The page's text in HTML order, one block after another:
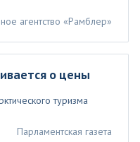
агентство «Рамблер»
о цены
туризма
Парламентская газета